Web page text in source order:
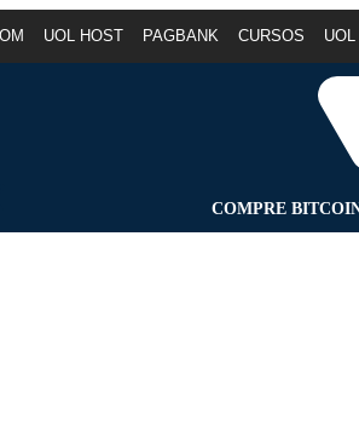
UOL HOST PAGBANK CURSOS
COMPRE